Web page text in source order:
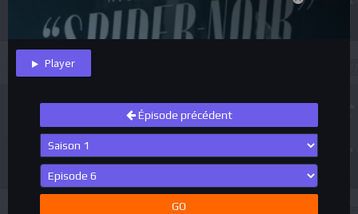
Player
Épisode précédent
GO